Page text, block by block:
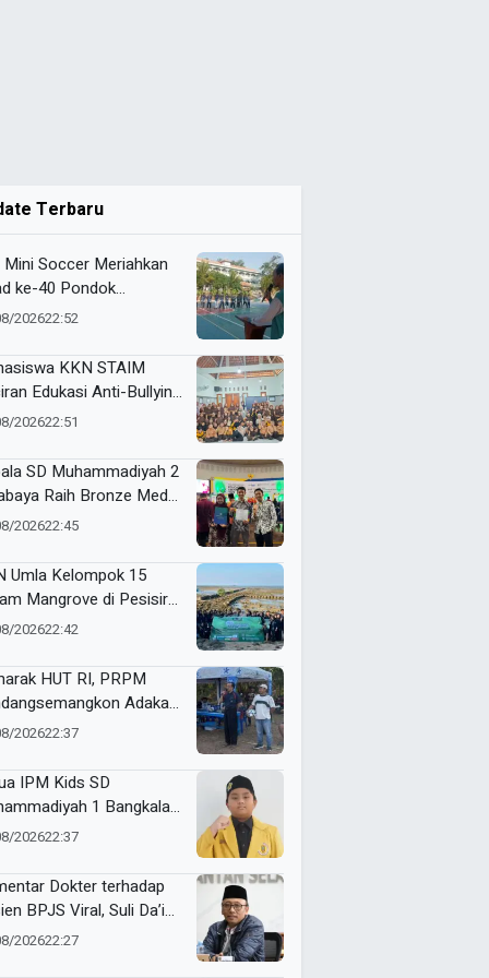
Terbaru
Mini Soccer Meriahkan
ke-40 Pondok
Al-Ishlah
202622:52
KKN STAIM
Edukasi Anti-Bullying
Tamanprijek,
202622:51
SD Muhammadiyah 2
Raih Bronze Medal
Award 2026
202622:45
Umla Kelompok 15
Mangrove di Pesisir
Dorong Warga Jaga
202622:42
HUT RI, PRPM
Adakan
Kemerdekaan 2026
202622:37
IPM Kids SD
1 Bangkalan
Gold Medal ME Award
202622:37
Dokter terhadap
BPJS Viral, Suli Da’im:
Lukai Kepercayaan
202622:27